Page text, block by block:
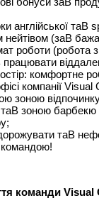
англійської таВ
нейтівом (заВ
роботи (робота
комфортне
компанії Visual
зоною
зоною барбекю
таВ
командою!
команди Visual